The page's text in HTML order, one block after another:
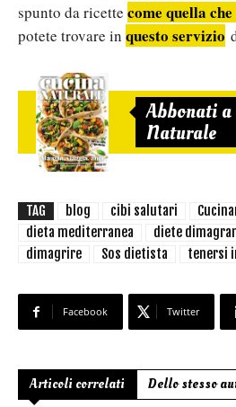
spunto da ricette come quella
potete trovare in questo servizio
Abbonati
Naturale
TAG blog cibi salutari
dieta mediterranea
diete
dimagrire
Sos dietista tenersi
Facebook Twitter
Articoli correlati Dello stesso